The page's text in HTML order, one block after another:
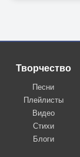
Творчество
Песни
Плейлисты
Видео
Стихи
Блоги